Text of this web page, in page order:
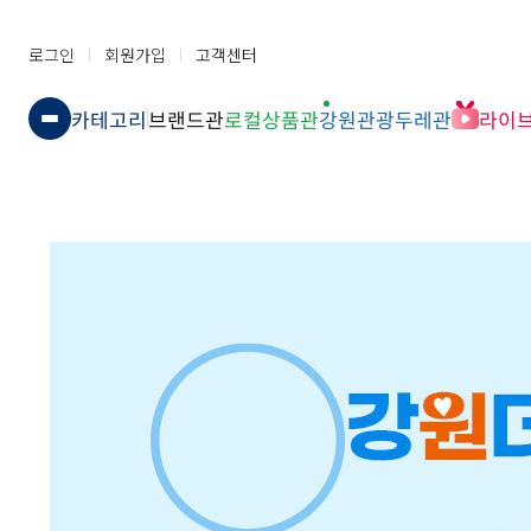
로그인 회원가입 고객센터
카테고리브랜드관로컬상품관강원관광두레관 라이